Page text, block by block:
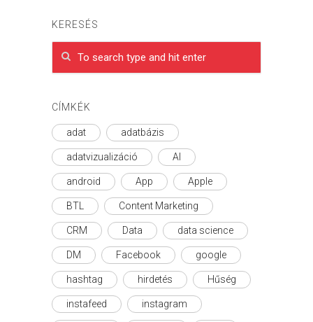
KERESÉS
CÍMKÉK
adat adatbázis
adatvizualizáció AI
android App Apple
BTL Content Marketing
CRM Data data science
DM Facebook google
hashtag hirdetés Hűség
instafeed instagram